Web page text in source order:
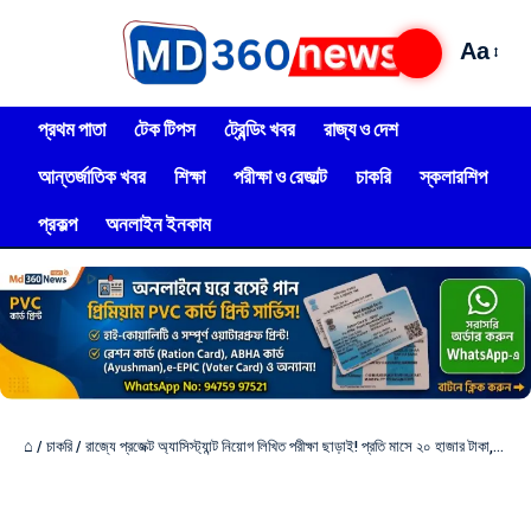
Aa
প্রথম পাতা টেক টিপস ট্রেন্ডিং খবর
রাজ্য ও দেশ
আন্তর্জাতিক খবর
শিক্ষা পরীক্ষা ও রেজাল্ট চাকরি
স্কলারশিপ
প্রকল্প
অনলাইন ইনকাম
⌂ / চাকরি / রাজ্যে প্রজেক্ট অ্যাসিস্ট্যান্ট নিয়োগ লিখিত পরীক্ষা ছাড়াই! প্রতি মাসে ২০ হাজার টাকা,দেখুন আবেদন পদ্ধতি!